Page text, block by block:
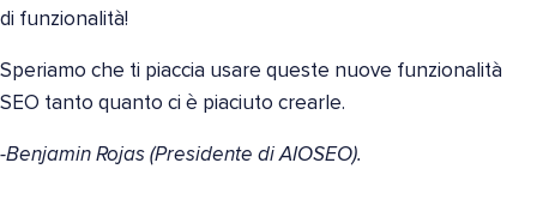
di funzionalità!
Speriamo che ti piaccia usare queste nuove funzionalità
SEO tanto quanto ci è piaciuto crearle.
-Benjamin Rojas (Presidente di AIOSEO).